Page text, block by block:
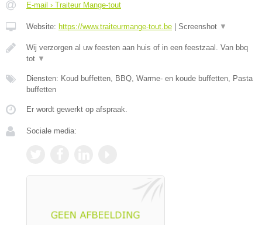
E-mail › Traiteur Mange-tout
Website: https://www.traiteurmange-tout.be Screenshot ▼
Wij verzorgen al uw feesten aan huis of in een feestzaal. Van bbq
tot ▼
Diensten: Koud buffetten, BBQ, Warme- en koude buffetten, Pasta
buffetten
Er wordt gewerkt op afspraak.
Sociale media: